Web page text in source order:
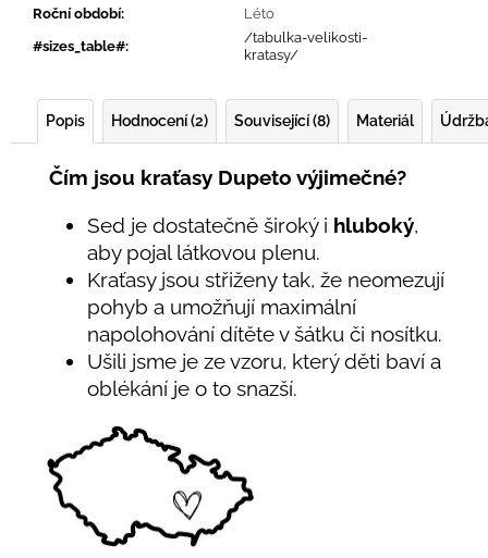
Roční období:
Léto
#sizes_table#:
/tabulka-velikosti-
kratasy/
Popis Hodnocení (2) Související (8) Materiál
Čím jsou kraťasy Dupeto výjimečné?
Sed je dostatečně široký i hluboký,
aby pojal látkovou plenu.
Kraťasy jsou střiženy tak, že neomezují
pohyb a umožňují maximální
napolohování dítěte v šátku či nosítku.
Ušili jsme je ze vzoru, který děti baví a
oblékání je o to snazší.